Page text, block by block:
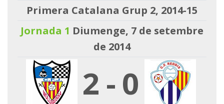
Primera Catalana Grup 2, 2014-15
Jornada 1 Diumenge, 7 de setembre
de 2014
2 -0